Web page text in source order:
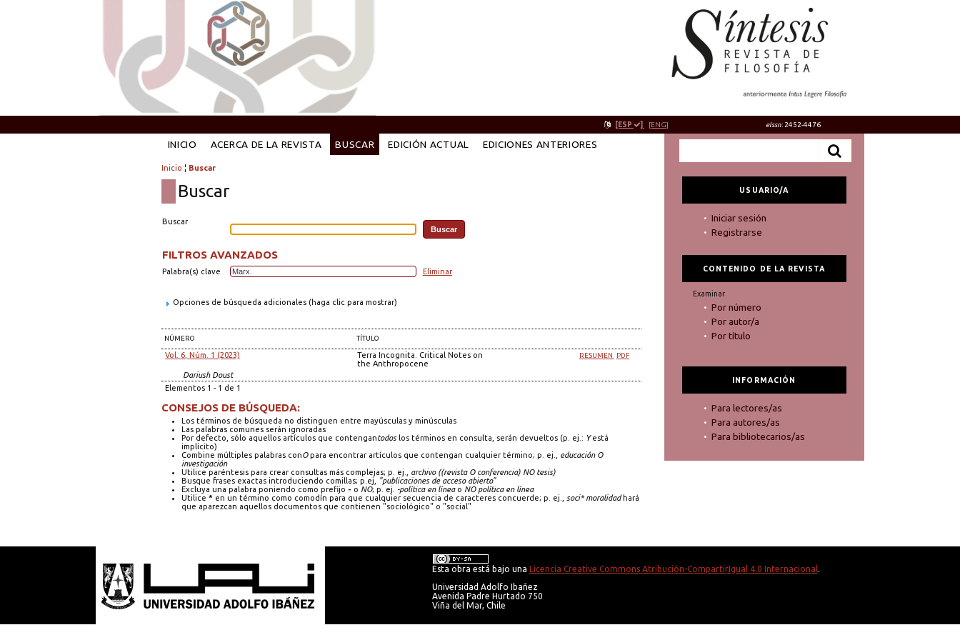
[ESP ] [ENG] eIssn: 2452-4476
USUARIO/A
Iniciar sesión
Registrarse
CONTENIDO DE LA REVISTA
Examinar
Por número
Por autor/a
Por título
INFORMACIÓN
Para lectores/as
Para autores/as
Para bibliotecarios/as
INICIO ACERCA DE LA REVISTA BUSCAR EDICIÓN ACTUAL EDICIONES ANTERIORES
Inicio ¦ Buscar
Buscar
Buscar
FILTROS AVANZADOS
Palabra(s) clave Eliminar
Opciones de búsqueda adicionales (haga clic para mostrar)
NÚMERO TÍTULO
Vol. 6, Núm. 1 (2023)
Terra Incognita. Critical Notes on
the Anthropocene
RESUMEN PDF
Dariush Doust
Elementos 1 - 1 de 1
CONSEJOS DE BÚSQUEDA:
Los términos de búsqueda no distinguen entre mayúsculas y minúsculas
Las palabras comunes serán ignoradas
Por defecto, sólo aquellos artículos que contengantodoslos términos en consulta, serán devueltos (p. ej.: Yestá
implícito)
Combine múltiples palabras conOpara encontrar artículos que contengan cualquier término; p. ej.,
educación O
investigación
Utilice paréntesis para crear consultas más complejas; p. ej.,
archivo ((revista O conferencia) NO tesis)
Busque frases exactas introduciendo comillas; p.ej,
"publicaciones de acceso abierto"
Excluya una palabra poniendo como prefijo - o NO; p. ej. -política en líneao NO política en línea
Utilice * en un término como comodín para que cualquier secuencia de caracteres concuerde; p. ej., soci* moralidadhará
que aparezcan aquellos documentos que contienen "sociológico" o "social"
Esta obra está bajo una Licencia Creative Commons Atribución-CompartirIgual 4.0 Internacional.
Universidad Adolfo Ibañez
Avenida Padre Hurtado 750
Viña del Mar, Chile